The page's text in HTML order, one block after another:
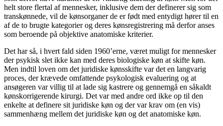
helt store flertal af mennesker, inklusive dem der definerer sig som
transkønnede, vil de kønsorganer de er født med entydigt hører til en
af de to brugte kategorier og deres kønsregistrering må derfor anses
som beroende på objektive anatomiske kriterier.
Det har så, i hvert fald siden 1960’erne, været muligt for mennesker
der psykisk slet ikke kan med deres biologiske køn at skifte køn.
Men indtil loven om det juridiske kønsskifte var det en langvarig
proces, der krævede omfattende psykologisk evaluering og at
ansøgeren var villig til at lade sig kastrere og gennemgå en såkaldt
kønskorrigerende kirurgi. Det var med andre ord ikke op til den
enkelte at definere sit juridiske køn og der var krav om (en vis)
sammenhæng mellem det juridiske køn og det anatomiske køn.